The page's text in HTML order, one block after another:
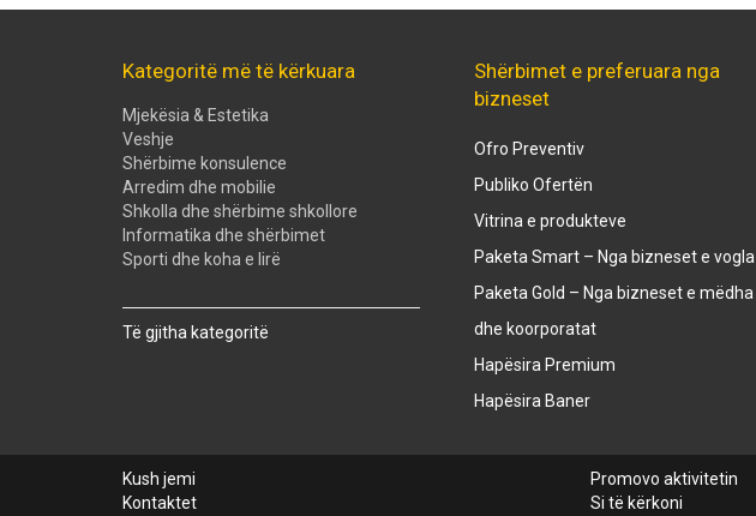
Kategoritë më të kërkuara
Mjekësia & Estetika
Veshje
Shërbime konsulence
Arredim dhe mobilie
Shkolla dhe shërbime shkollore
Informatika dhe shërbimet
Sporti dhe koha e lirë
Të gjitha kategoritë
Shërbimet e preferuara nga
bizneset
Ofro Preventiv
Publiko Ofertën
Vitrina e produkteve
Paketa Smart – Nga bizneset e vogla
Paketa Gold – Nga bizneset e mëdha
dhe koorporatat
Hapësira Premium
Hapësira Baner
Kush jemi
Kontaktet
Promovo aktivitetin
Si të kërkoni